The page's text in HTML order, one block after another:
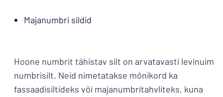
Majanumbri sildid
Hoone numbrit tähistav silt on arvatavasti levinuim
numbrisilt. Neid nimetatakse mõnikord ka
fassaadisiltideks või majanumbritahvliteks, kuna